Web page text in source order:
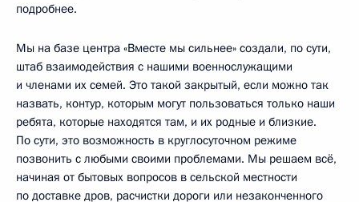
подробнее.
Мы на базе центра «Вместе мы сильнее» создали, по сути,
штаб взаимодействия с нашими военнослужащими
и членами их семей. Это такой закрытый, если можно так
назвать, контур, которым могут пользоваться только наши
ребята, которые находятся там, и их родные и близкие.
По сути, это возможность в круглосуточном режиме
позвонить с любыми своими проблемами. Мы решаем всё,
начиная от бытовых вопросов в сельской местности
по доставке дров, расчистки дороги или незаконченного